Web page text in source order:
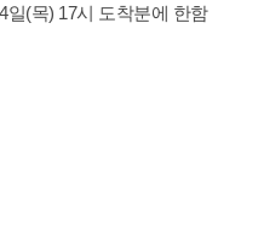
일(목) 17시 도착분에 한함